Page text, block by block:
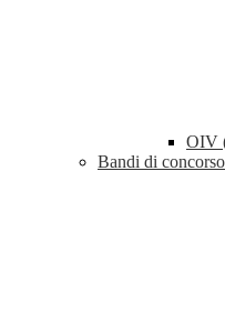
OIV
Bandi di concorso